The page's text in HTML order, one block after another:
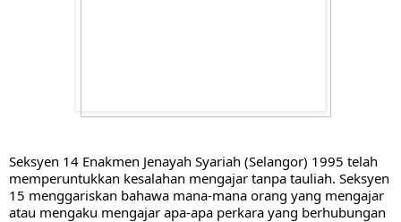
Seksyen 14 Enakmen Jenayah Syariah (Selangor) 1995 telah
memperuntukkan kesalahan mengajar tanpa tauliah. Seksyen
15 menggariskan bahawa mana-mana orang yang mengajar
atau mengaku mengajar apa-apa perkara yang berhubungan